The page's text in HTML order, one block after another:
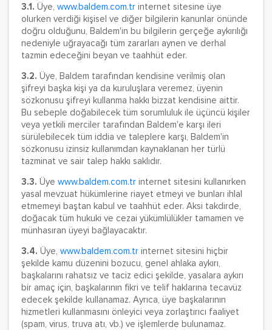
3.1. Üye, www.baldem.com.tr internet sitesine üye
olurken verdiği kişisel ve diğer bilgilerin kanunlar önünde
doğru olduğunu, Baldem'in bu bilgilerin gerçeğe aykırılığı
nedeniyle uğrayacağı tüm zararları aynen ve derhal
tazmin edeceğini beyan ve taahhüt eder.
3.2. Üye, Baldem tarafından kendisine verilmiş olan
şifreyi başka kişi ya da kuruluşlara veremez, üyenin
sözkonusu şifreyi kullanma hakkı bizzat kendisine aittir.
Bu sebeple doğabilecek tüm sorumluluk ile üçüncü kişiler
veya yetkili merciler tarafından Baldem'e karşı ileri
sürülebilecek tüm iddia ve taleplere karşı, Baldem'in
sözkonusu izinsiz kullanımdan kaynaklanan her türlü
tazminat ve sair talep hakkı saklıdır.
3.3. Üye www.baldem.com.tr internet sitesini kullanırken
yasal mevzuat hükümlerine riayet etmeyi ve bunları ihlal
etmemeyi baştan kabul ve taahhüt eder. Aksi takdirde,
doğacak tüm hukuki ve cezai yükümlülükler tamamen ve
münhasıran üyeyi bağlayacaktır.
3.4. Üye, www.baldem.com.tr internet sitesini hiçbir
şekilde kamu düzenini bozucu, genel ahlaka aykırı,
başkalarını rahatsız ve taciz edici şekilde, yasalara aykırı
bir amaç için, başkalarının fikri ve telif haklarına tecavüz
edecek şekilde kullanamaz. Ayrıca, üye başkalarının
hizmetleri kullanmasını önleyici veya zorlaştırıcı faaliyet
(spam, virus, truva atı, vb.) ve işlemlerde bulunamaz.